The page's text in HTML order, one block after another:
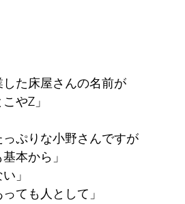
た床屋さんの名前が
やZ」
ぷりな小野さんですが
本から」
」
っても人として」